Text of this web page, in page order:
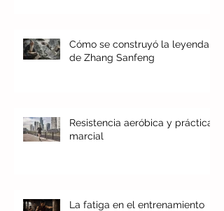
Cómo se construyó la leyenda
de Zhang Sanfeng
Resistencia aeróbica y práctica
marcial
La fatiga en el entrenamiento